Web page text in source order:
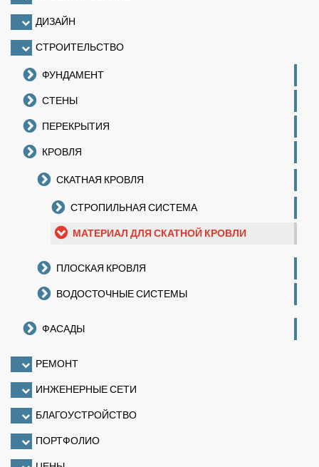
ДИЗАЙН
СТРОИТЕЛЬСТВО
ФУНДАМЕНТ
СТЕНЫ
ПЕРЕКРЫТИЯ
КРОВЛЯ
СКАТНАЯ КРОВЛЯ
СТРОПИЛЬНАЯ СИСТЕМА
МАТЕРИАЛ ДЛЯ СКАТНОЙ КРОВЛИ
ПЛОСКАЯ КРОВЛЯ
ВОДОСТОЧНЫЕ СИСТЕМЫ
ФАСАДЫ
РЕМОНТ
ИНЖЕНЕРНЫЕ СЕТИ
БЛАГОУСТРОЙСТВО
ПОРТФОЛИО